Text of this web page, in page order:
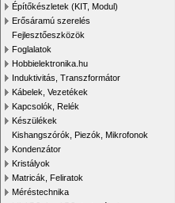
Építőkészletek (KIT, Modul)
Erősáramú szerelés
Fejlesztőeszközök
Foglalatok
Hobbielektronika.hu
Induktivitás, Transzformátor
Kábelek, Vezetékek
Kapcsolók, Relék
Készülékek
Kishangszórók, Piezók, Mikrofonok
Kondenzátor
Kristályok
Matricák, Feliratok
Méréstechnika